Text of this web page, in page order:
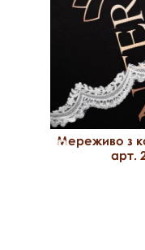
Мереживо з
арт.